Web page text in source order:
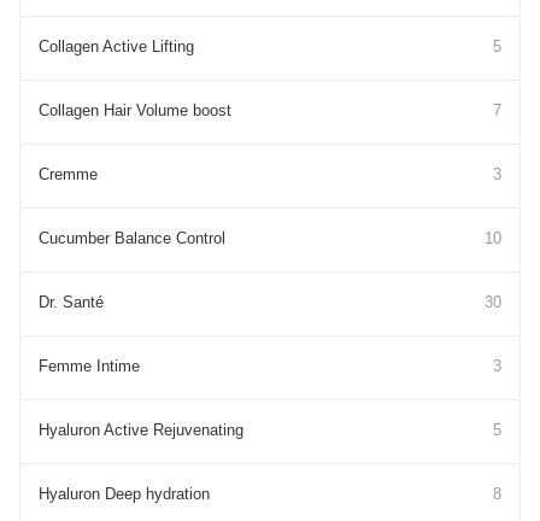
Collagen Active Lifting 5
Collagen Hair Volume boost 7
Cremme 3
Cucumber Balance Control 10
Dr. Santé 30
Femme Intime 3
Hyaluron Active Rejuvenating 5
Hyaluron Deep hydration 8